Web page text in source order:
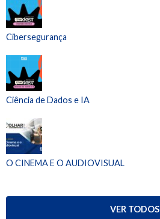
Cibersegurança
Ciência de Dados e IA
O CINEMA E O AUDIOVISUAL
VER TODOS